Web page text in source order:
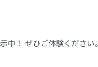
！ ぜひご体験ください。